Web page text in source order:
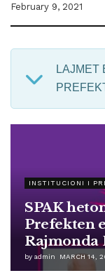
February 9, 2021
LAJMET
INSTITUCIONI I
SPAK
Prefekten
Rajmonda
by admin MARCH 14,